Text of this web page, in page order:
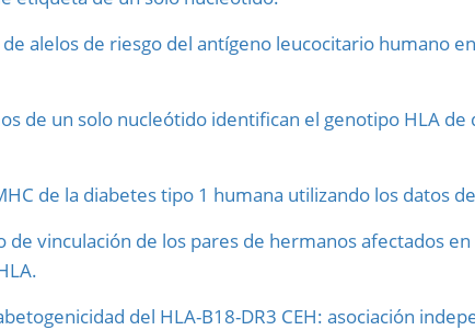
alelos de riesgo del antígeno leucocitario humano
de un solo nucleótido identifican el genotipo HLA
de la diabetes tipo 1 humana utilizando los datos
de vinculación de los pares de hermanos afectados
del HLA-B18-DR3 CEH: asociación